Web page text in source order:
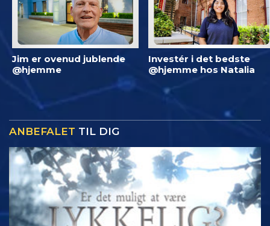
Jim er ovenud jublende
@hjemme
Investér i det bedste
@hjemme hos Natalia
ANBEFALET TIL DIG